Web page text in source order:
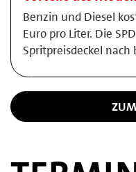
Benzin und Diesel
Euro pro Liter. Die
Spritpreisdeckel nach